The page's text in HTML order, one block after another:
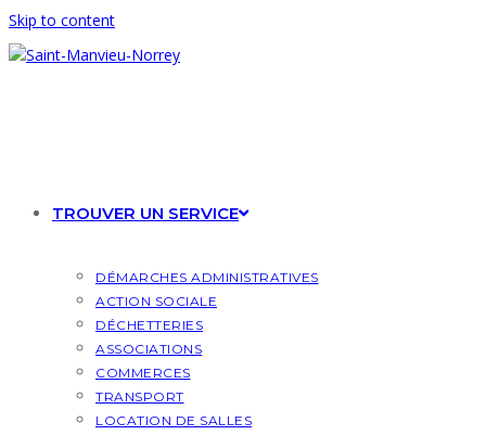
Skip to content
TROUVER UN SERVICE
DÉMARCHES ADMINISTRATIVES
ACTION SOCIALE
DÉCHETTERIES
ASSOCIATIONS
COMMERCES
TRANSPORT
LOCATION DE SALLES